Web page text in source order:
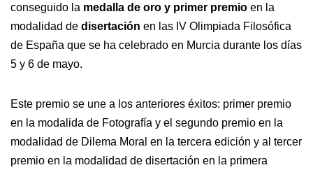
conseguido la medalla de oro y primer premio en la
modalidad de disertación en las IV Olimpiada Filosófica
de España que se ha celebrado en Murcia durante los días
5 y 6 de mayo.
Este premio se une a los anteriores éxitos: primer premio
en la modalida de Fotografía y el segundo premio en la
modalidad de Dilema Moral en la tercera edición y al tercer
premio en la modalidad de disertación en la primera